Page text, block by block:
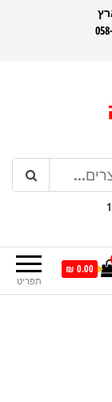
תפריט
0.00 ₪